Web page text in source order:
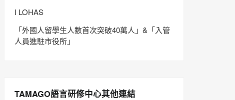
I LOHAS
「外國人留學生人數首次突破40萬人」&「入管
人員進駐市役所」
TAMAGO語言研修中心其他連結